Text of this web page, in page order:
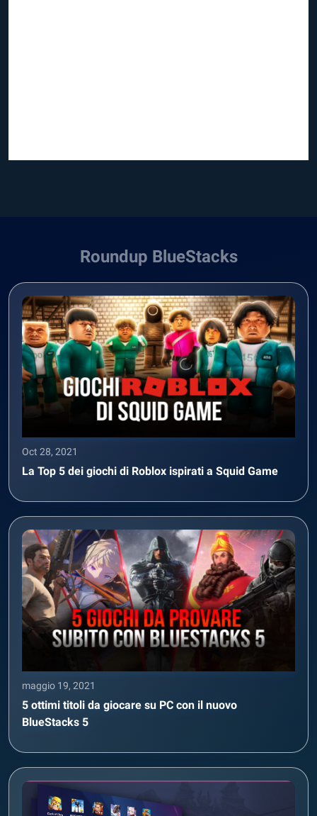
Roundup BlueStacks
Oct 28, 2021
La Top 5 dei giochi di Roblox ispirati a Squid Game
maggio 19, 2021
5 ottimi titoli da giocare su PC con il nuovo
BlueStacks 5